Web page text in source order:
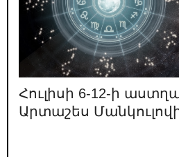
Ո՞վ է ՔՊ
փաստացի
08.05.2026
«Իրական
լինելու, ոչ
Հուլիսի 6-12-ի
Արտաշես